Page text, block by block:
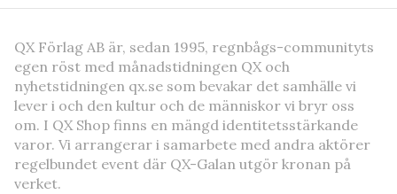
QX Förlag AB är, sedan 1995, regnbågs-communityts
egen röst med månadstidningen QX och
nyhetstidningen qx.se som bevakar det samhälle vi
lever i och den kultur och de människor vi bryr oss
om. I QX Shop finns en mängd identitetsstärkande
varor. Vi arrangerar i samarbete med andra aktörer
regelbundet event där QX-Galan utgör kronan på
verket.